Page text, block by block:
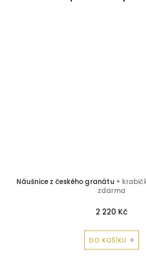
Náušnice z českého granátu +
zdarma
2 220 Kč
DO KOŠÍKU